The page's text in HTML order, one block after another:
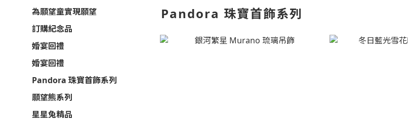
為願望童實現願望
訂購紀念品
婚宴回禮
婚宴回禮
Pandora 珠寶首飾系列
願望熊系列
星星兔精品
Pandora 珠寶首飾系列